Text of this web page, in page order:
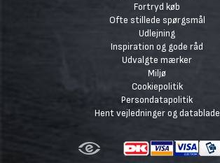
Fortryd køb
Ofte stillede spørgsmål
Udlejning
Inspiration og gode råd
Udvalgte mærker
Miljø
Cookiepolitik
Persondatapolitik
Hent vejledninger og datablade